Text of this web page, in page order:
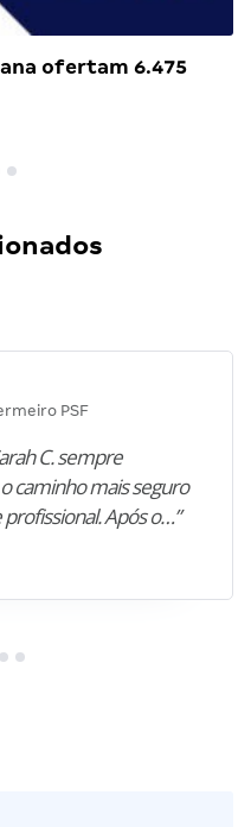
ofertam 6.475
PSF
C. sempre
caminho mais seguro
Após o…”